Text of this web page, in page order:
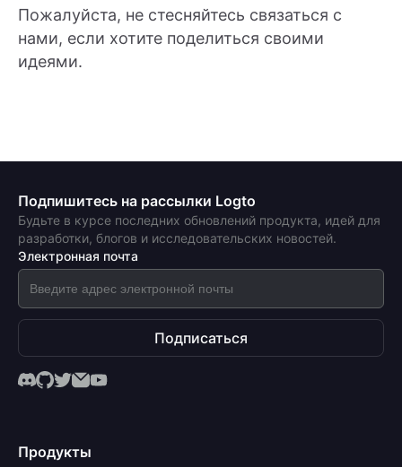
Пожалуйста, не стесняйтесь связаться с
нами, если хотите поделиться своими
идеями.
Подпишитесь на рассылки Logto
Будьте в курсе последних обновлений продукта, идей для
разработки, блогов и исследовательских новостей.
Электронная почта
Подписаться
Продукты